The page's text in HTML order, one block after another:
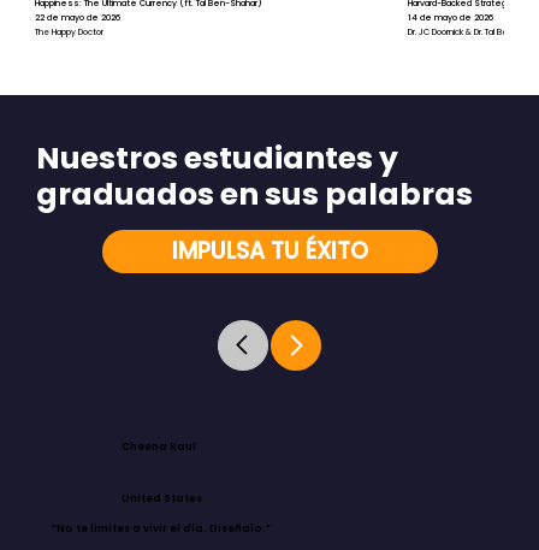
Happiness: The Ultimate Currency (ft. Tal Ben-Shahar)
22 de mayo de 2026
The Happy Doctor
Harvard-Backed Strategies for
14 de mayo de 2026
Dr. JC Doornick & Dr. Tal Ben-
IMPULSA TU ÉXITO
Nuestros estudiantes y
graduados en sus palabras
Cheena Kaul
United States
“No te limites a vivir el día. Diseñalo.”